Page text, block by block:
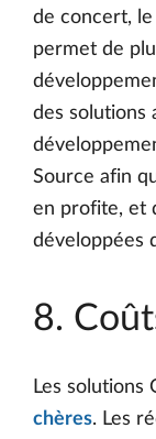
de concert,
permet de
des solutions
Source afin
en profite, et
développées
8.
Les solutions
chères. Les